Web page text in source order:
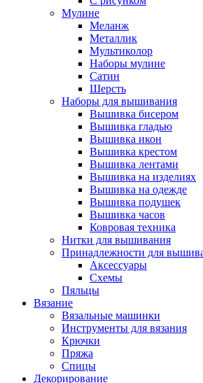
Мулине
Меланж
Металлик
Мультиколор
Наборы мулине
Сатин
Шерсть
Наборы для вышивания
Вышивка бисером
Вышивка гладью
Вышивка икон
Вышивка крестом
Вышивка лентами
Вышивка на изделиях
Вышивка на одежде
Вышивка подушек
Вышивка часов
Ковровая техника
Нитки для вышивания
Принадлежности для
Аксессуары
Схемы
Пяльцы
Вязание
Вязальные машинки
Инструменты для вязания
Крючки
Пряжа
Спицы
Декорирование